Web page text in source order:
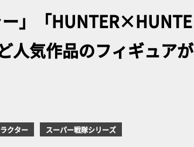
ー」「HUNTER×HUNTE
人気作品のフィギュアが
クター
スーパー戦隊シリーズ